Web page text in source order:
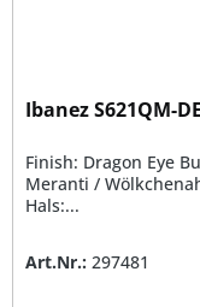
Ibanez S621QM-
Finish: Dragon Eye
Meranti /
Hals:...
Art.Nr.: 297481